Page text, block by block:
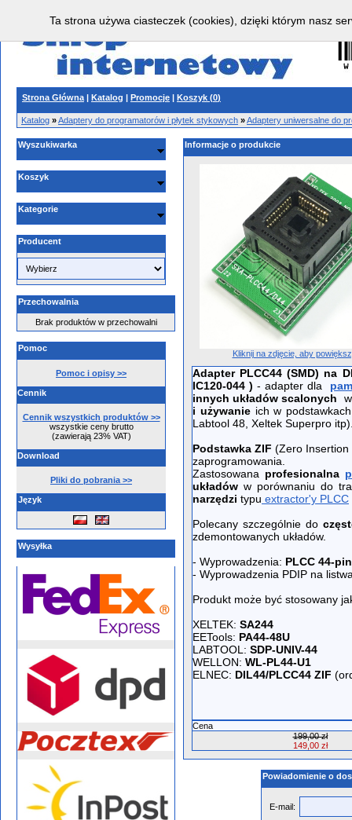
Strona Główna | Katalog | Promocje | Koszyk (0)
Katalog »Adaptery do programatorów i płytek stykowych »Adaptery uniwersalne do
Wyszukiwarka
Koszyk
Kategorie
Producent
Przechowalnia
Brak produktów w przechowalni
Pomoc
Pomoc i opisy >>
Cennik
Cennik wszystkich produktów >>
wszystkie ceny brutto
(zawierają 23% VAT)
Download
Pliki do pobrania >>
Język
Wysyłka
Informacje o produkcie
Kliknij na zdjęcie, aby
Adapter PLCC44 (SMD) na
IC120-044 ) - adapter dla
innych układów scalonych
i używanieich w
Labtool 48, Xeltek Superpro
Podstawka ZIF (Zero
zaprogramowania.
Zastosowana profesionalna
układów w porównaniu do
narzędzi typu extractor'y PLCC
Polecany szczególnie do
zdemontowanych układów.
- Wyprowadzenia: PLCC 44-
- Wyprowadzenia PDIP na
Produkt może być stosowany
XELTEK: SA244
EETools: PA44-48U
LABTOOL: SDP-UNIV-44
WELLON: WL-PL44-U1
ELNEC: DIL44/PLCC44 ZIF
Cena
199,00 zł
149,00 zł
Powiadomienie o
E-mail:
Ta strona używa ciasteczek (cookies), dzięki którym nasz